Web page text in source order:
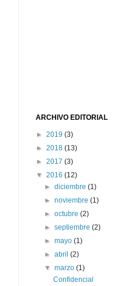
ARCHIVO EDITORIAL
► 2019 (3)
► 2018 (13)
► 2017 (3)
▼ 2016 (12)
►diciembre(1)
►noviembre(1)
►octubre(2)
►septiembre(2)
►mayo(1)
►abril(2)
▼marzo(1)
Confidencial